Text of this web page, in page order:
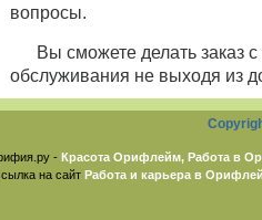
вопросы.
Вы сможете делать заказ
обслуживания не выходя из
- Красота Орифлейм, Работа в
на сайт Работа и карьера в